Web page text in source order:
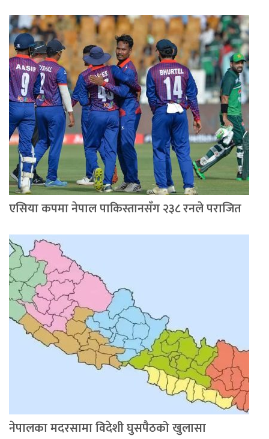
एसिया कपमा नेपाल पाकिस्तानसँग २३८ रनले पराजित
नेपालका मदरसामा विदेशी घुसपैठको खुलासा